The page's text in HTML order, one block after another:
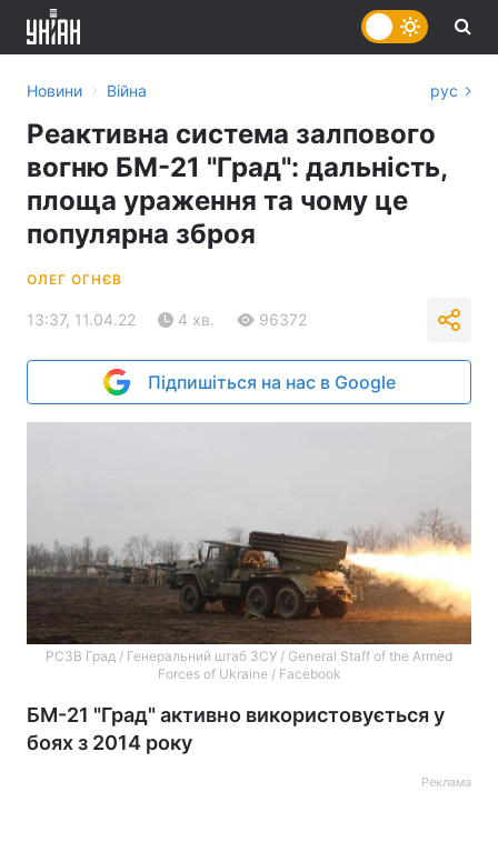
Новини › Війна рус
Реактивна система залпового
вогню БМ-21 "Град": дальність,
площа ураження та чому це
популярна зброя
ОЛЕГ ОГНЄВ
13:37, 11.04.22 4 хв. 96372
Підпишіться на нас в Google
РСЗВ Град / Генеральний штаб ЗСУ / General Staff of the Armed
Forces of Ukraine / Facebook
БМ-21 "Град" активно використовується у
боях з 2014 року
Реклама